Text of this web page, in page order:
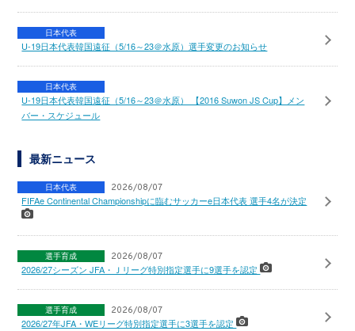
日本代表
U-19日本代表韓国遠征（5/16～23＠水原）選手変更のお知らせ
日本代表
U-19日本代表韓国遠征（5/16～23＠水原） 【2016 Suwon JS Cup】メン
バー・スケジュール
最新ニュース
日本代表 2026/08/07
FIFAe Continental Championshipに臨むサッカーe日本代表 選手4名が決定
選手育成 2026/08/07
2026/27シーズン JFA・Ｊリーグ特別指定選手に9選手を認定
選手育成 2026/08/07
2026/27年JFA・WEリーグ特別指定選手に3選手を認定